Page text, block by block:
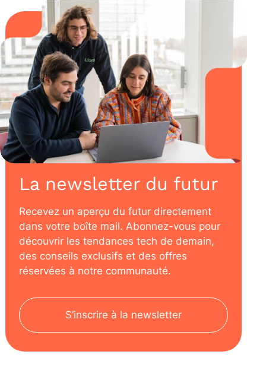
La newsletter du futur
Recevez un aperçu du futur directement
dans votre boîte mail. Abonnez-vous pour
découvrir les tendances tech de demain,
des conseils exclusifs et des offres
réservées à notre communauté.
S’inscrire à la newsletter